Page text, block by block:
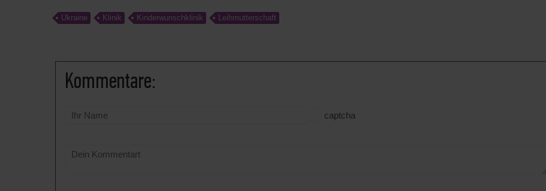
Ukraine Klinik Kinderwunschklinik Leihmutterschaft
Kommentare:
captcha